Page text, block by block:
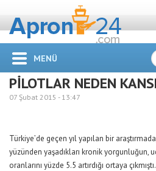
MENÜ
PİLOTLAR NEDEN
07 Şubat 2015 - 13:47
Türkiye’de geçen yıl yapılan bir
yüzünden yaşadıkları kronik yorgunluğun,
oranlarını yüzde 5.5 artırdığı ortaya